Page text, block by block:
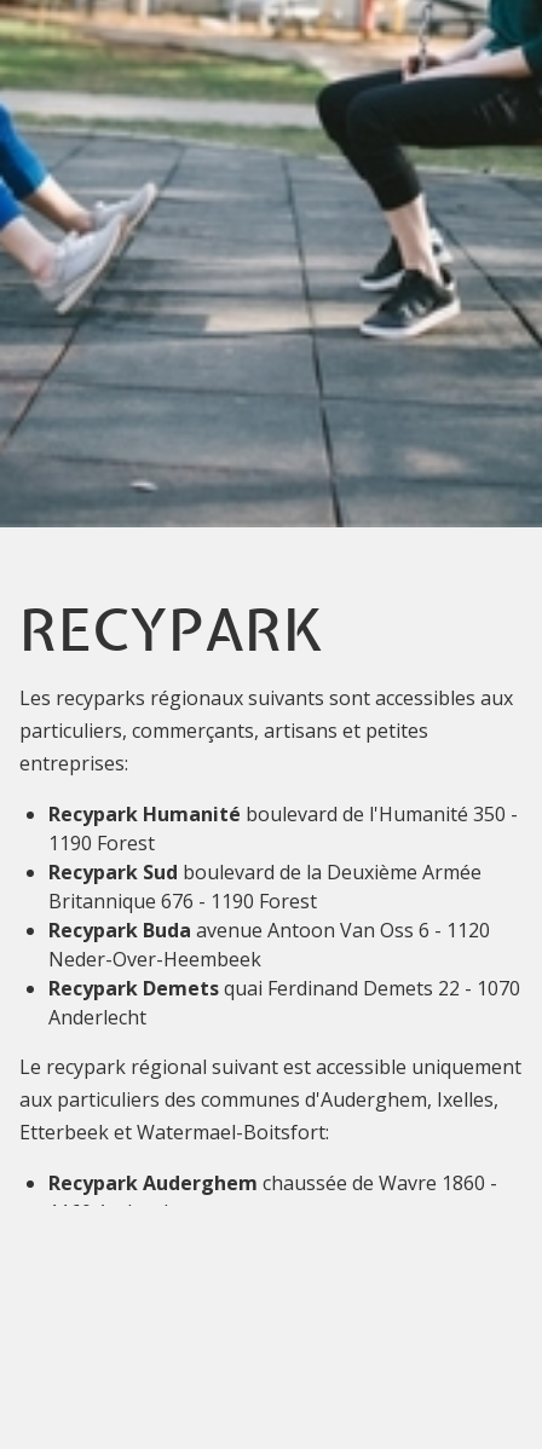
RECYPARK
Les recyparks régionaux suivants sont accessibles aux
particuliers, commerçants, artisans et petites
entreprises:
Recypark Humanité boulevard de l'Humanité 350 -
1190 Forest
Recypark Sud boulevard de la Deuxième Armée
Britannique 676 - 1190 Forest
Recypark Buda avenue Antoon Van Oss 6 - 1120
Neder-Over-Heembeek
Recypark Demetsquai Ferdinand Demets 22 - 1070
Anderlecht
Le recypark régional suivant est accessible uniquement
aux particuliers des communes d'Auderghem, Ixelles,
Etterbeek et Watermael-Boitsfort:
Recypark Auderghem chaussée de Wavre 1860 -
1160 Auderghem